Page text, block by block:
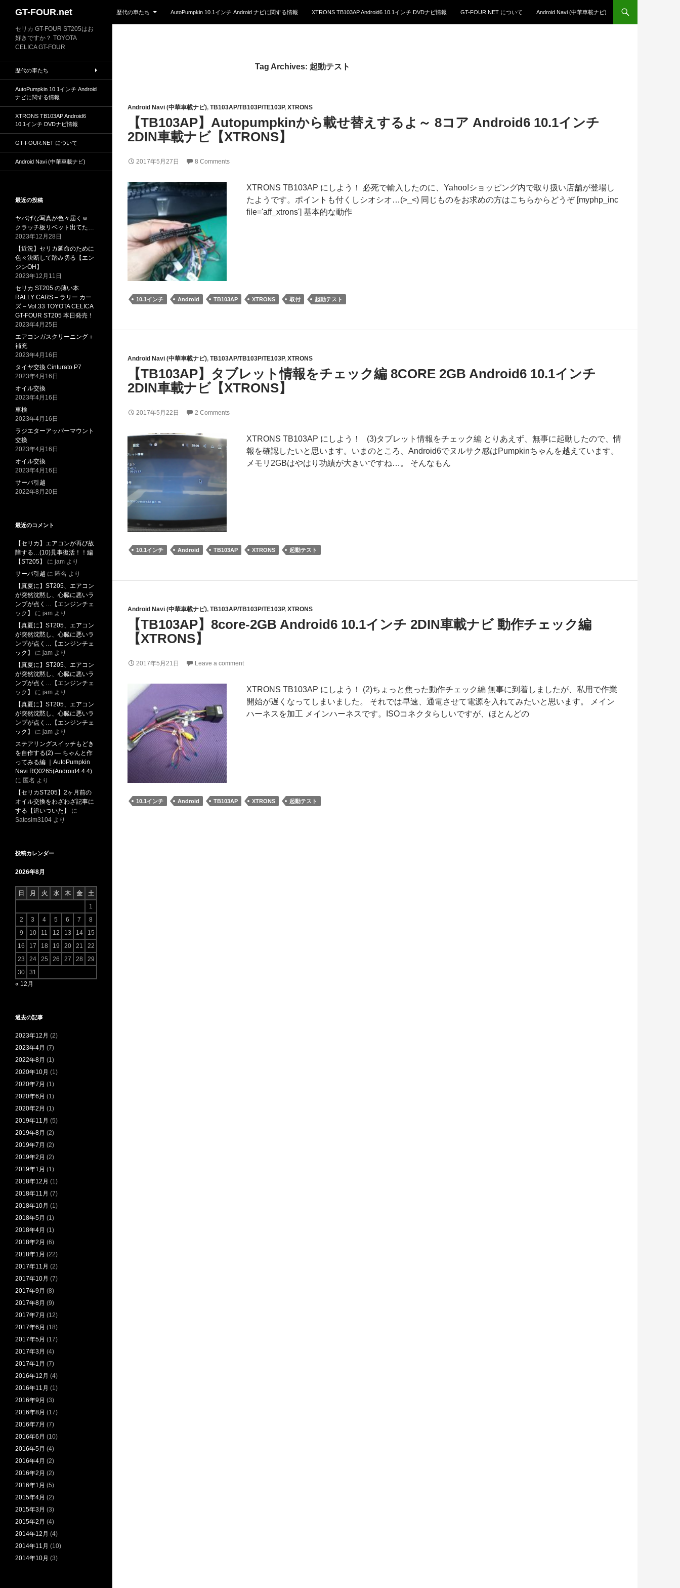
GT-FOUR.net
歴代の車たち
AutoPumpkin 10.1インチ Android ナビに関する情報 XTRONS TB103AP Android6 10.1インチ DVDナビ情報 GT-FOUR.NET について Android Navi (中華車載ナビ)
Tag Archives: 起動テスト
Android Navi (中華車載ナビ), TB103AP/TB103P/TE103P, XTRONS
【TB103AP】Autopumpkinから載せ替えするよ～ 8コア Android6 10.1インチ
2DIN車載ナビ【XTRONS】
2017年5月27日 8 Comments
XTRONS TB103AP にしよう！ 必死で輸入したのに、Yahoo!ショッピング内で取り扱い店舗が登場し
たようです。ポイントも付くしシオシオ…(>_<) 同じものをお求めの方はこちらからどうぞ [myphp_inc
file='aff_xtrons'] 基本的な動作
10.1インチ Android TB103AP XTRONS 取付 起動テスト
Android Navi (中華車載ナビ), TB103AP/TB103P/TE103P, XTRONS
【TB103AP】タブレット情報をチェック編 8CORE 2GB Android6 10.1インチ
2DIN車載ナビ【XTRONS】
2017年5月22日 2 Comments
XTRONS TB103AP にしよう！ (3)タブレット情報をチェック編 とりあえず、無事に起動したので、情
報を確認したいと思います。いまのところ、Android6でヌルサク感はPumpkinちゃんを越えています。
メモリ2GBはやはり功績が大きいですね…。 そんなもん
10.1インチ Android TB103AP XTRONS 起動テスト
Android Navi (中華車載ナビ), TB103AP/TB103P/TE103P, XTRONS
【TB103AP】8core-2GB Android6 10.1インチ 2DIN車載ナビ 動作チェック編
【XTRONS】
2017年5月21日 Leave a comment
XTRONS TB103AP にしよう！ (2)ちょっと焦った動作チェック編 無事に到着しましたが、私用で作業
開始が遅くなってしまいました。 それでは早速、通電させて電源を入れてみたいと思います。 メイン
ハーネスを加工 メインハーネスです。ISOコネクタらしいですが、ほとんどの
10.1インチ Android TB103AP XTRONS 起動テスト
セリカ GT-FOUR ST205はお
好きですか？ TOYOTA
CELICA GT-FOUR
歴代の車たち
AutoPumpkin 10.1インチ Android
ナビに関する情報
XTRONS TB103AP Android6
10.1インチ DVDナビ情報
GT-FOUR.NET について
Android Navi (中華車載ナビ)
最近の投稿
ヤバげな写真が色々届くｗ
クラッチ板リベット出てた…
2023年12月28日
【近況】セリカ延命のために
色々決断して踏み切る【エン
ジンOH】
2023年12月11日
セリカ ST205 の薄い本
RALLY CARS – ラリー カー
ズ – Vol.33 TOYOTA CELICA
GT-FOUR ST205 本日発売！
2023年4月25日
エアコンガスクリーニング＋
補充
2023年4月16日
タイヤ交換 Cinturato P7
2023年4月16日
オイル交換
2023年4月16日
車検
2023年4月16日
ラジエターアッパーマウント
交換
2023年4月16日
オイル交換
2023年4月16日
サーバ引越
2022年8月20日
最近のコメント
【セリカ】エアコンが再び故
障する…(10)見事復活！！編
【ST205】
に jam より
サーバ引越 に 匿名 より
【真夏に】ST205、エアコン
が突然沈黙し、心臓に悪いラ
ンプが点く…【エンジンチェ
ック】
に jam より
【真夏に】ST205、エアコン
が突然沈黙し、心臓に悪いラ
ンプが点く…【エンジンチェ
ック】
に jam より
【真夏に】ST205、エアコン
が突然沈黙し、心臓に悪いラ
ンプが点く…【エンジンチェ
ック】
に jam より
【真夏に】ST205、エアコン
が突然沈黙し、心臓に悪いラ
ンプが点く…【エンジンチェ
ック】
に jam より
ステアリングスイッチもどき
を自作する(2) ― ちゃんと作
ってみる編 ｜AutoPumpkin
Navi RQ0265(Android4.4.4)
に 匿名 より
【セリカST205】2ヶ月前の
オイル交換をわざわざ記事に
する【追いついた】
に
Satosim3104 より
投稿カレンダー
2026年8月
日 月 火 水 木 金
土
1
2
3 4 5 6 7
8
9
10 11 12 13 14
15
16
17 18 19 20 21
22
23
24 25 26 27 28
29
30
31
« 12月
過去の記事
2023年12月 (2)
2023年4月 (7)
2022年8月 (1)
2020年10月 (1)
2020年7月 (1)
2020年6月 (1)
2020年2月 (1)
2019年11月 (5)
2019年8月 (2)
2019年7月 (2)
2019年2月 (2)
2019年1月 (1)
2018年12月 (1)
2018年11月 (7)
2018年10月 (1)
2018年5月 (1)
2018年4月 (1)
2018年2月 (6)
2018年1月 (22)
2017年11月 (2)
2017年10月 (7)
2017年9月 (8)
2017年8月 (9)
2017年7月 (12)
2017年6月 (18)
2017年5月 (17)
2017年3月 (4)
2017年1月 (7)
2016年12月 (4)
2016年11月 (1)
2016年9月 (3)
2016年8月 (17)
2016年7月 (7)
2016年6月 (10)
2016年5月 (4)
2016年4月 (2)
2016年2月 (2)
2016年1月 (5)
2015年4月 (2)
2015年3月 (3)
2015年2月 (4)
2014年12月 (4)
2014年11月 (10)
2014年10月 (3)